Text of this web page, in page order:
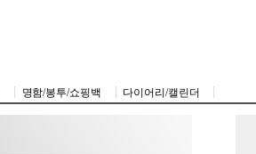
명함/봉투/쇼핑백 다이어리/캘린더